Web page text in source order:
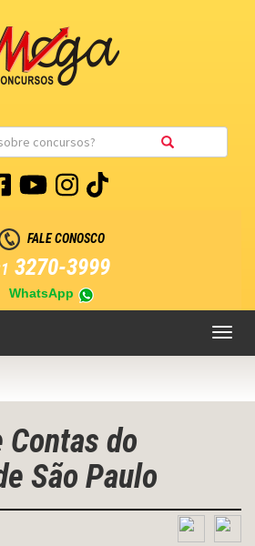
FALE CONOSCO
3270-3999
WhatsApp
Toggle
do
São Paulo